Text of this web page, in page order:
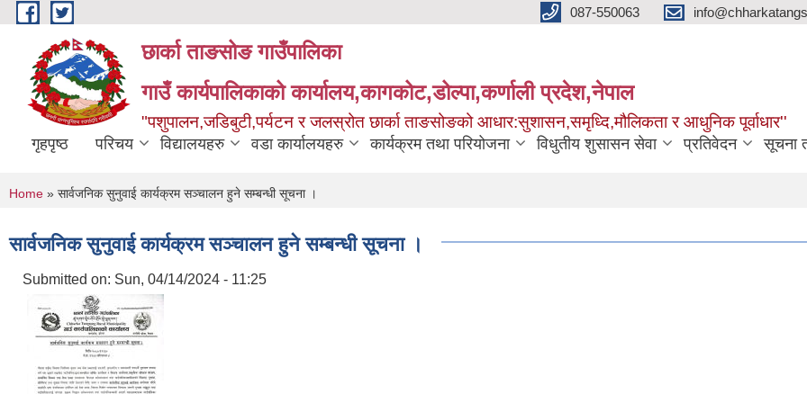
Skip to main content 087-550063
छार्का ताङसोङ गाउँपालिका
गाउँ कार्यपालिकाको कार्यालय,कागकोट,डोल्पा,कर्णाली प्रदेश,नेपाल
"पशुपालन,जडिबुटी,पर्यटन र जलस्रोत छार्का ताङसोङको आधार:सुशासन,समृध्दि,मौलिकता र आधुनिक पूर्वाधार''
गृहपृष्ठ परिचय विद्यालयहरु वडा कार्यालयहरु कार्यक्रम तथा परियोजना विधुतीय शुसासन सेवा प्रतिवेदन सूचना
You are here
Home » सार्वजनिक सुनुवाई कार्यक्रम सञ्चालन हुने सम्बन्धी सूचना ।
सार्वजनिक सुनुवाई कार्यक्रम सञ्चालन हुने सम्बन्धी सूचना ।
Submitted on: Sun, 04/14/2024 - 11:25